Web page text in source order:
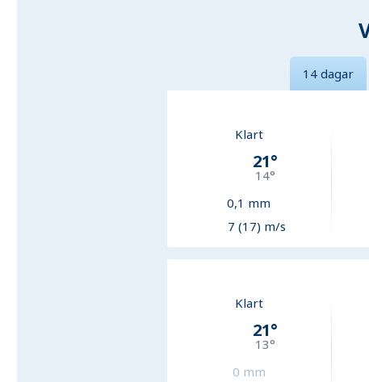
14 dagar
Klart
21°
14°
0,1 mm
7 (17) m/s
Klart
21°
13°
0 mm